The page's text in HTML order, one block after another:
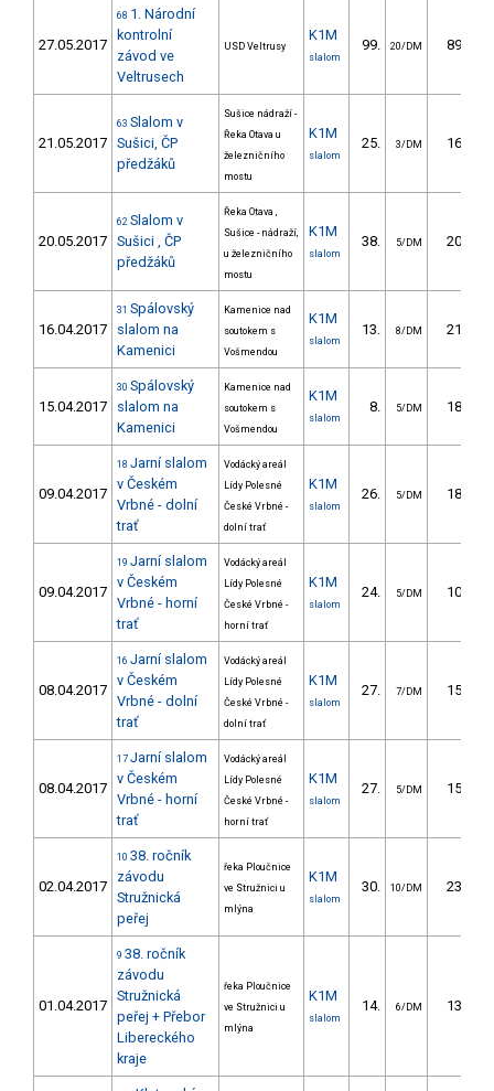
27.05.2017
68 1. Národní
kontrolní
závod ve
Veltrusech
USD Veltrusy
K1M
slalom
99. 20/DM 89.06
21.05.2017
63 Slalom v
Sušici, ČP
předžáků
Sušice nádraží -
Řeka Otava u
železničního
mostu
K1M
slalom
25. 3/DM 16.15
20.05.2017
62 Slalom v
Sušici , ČP
předžáků
Řeka Otava ,
Sušice - nádraží,
u železničního
mostu
K1M
slalom
38. 5/DM 20.44
16.04.2017
31 Spálovský
slalom na
Kamenici
Kamenice nad
soutokem s
Vošmendou
K1M
slalom
13. 8/DM 21.90
15.04.2017
30 Spálovský
slalom na
Kamenici
Kamenice nad
soutokem s
Vošmendou
K1M
slalom
8. 5/DM 18.30
09.04.2017
18 Jarní slalom
v Českém
Vrbné - dolní
trať
Vodácký areál
Lídy Polesné
České Vrbné -
dolní trať
K1M
slalom
26. 5/DM 18.67
09.04.2017
19 Jarní slalom
v Českém
Vrbné - horní
trať
Vodácký areál
Lídy Polesné
České Vrbné -
horní trať
K1M
slalom
24. 5/DM 10.08
08.04.2017
16 Jarní slalom
v Českém
Vrbné - dolní
trať
Vodácký areál
Lídy Polesné
České Vrbné -
dolní trať
K1M
slalom
27. 7/DM 15.08
08.04.2017
17 Jarní slalom
v Českém
Vrbné - horní
trať
Vodácký areál
Lídy Polesné
České Vrbné -
horní trať
K1M
slalom
27. 5/DM 15.42
02.04.2017
10 38. ročník
závodu
Stružnická
peřej
řeka Ploučnice
ve Stružnici u
mlýna
K1M
slalom
30. 10/DM 23.30
01.04.2017
9 38. ročník
závodu
Stružnická
peřej + Přebor
Libereckého
kraje
řeka Ploučnice
ve Stružnici u
mlýna
K1M
slalom
14. 6/DM 13.30